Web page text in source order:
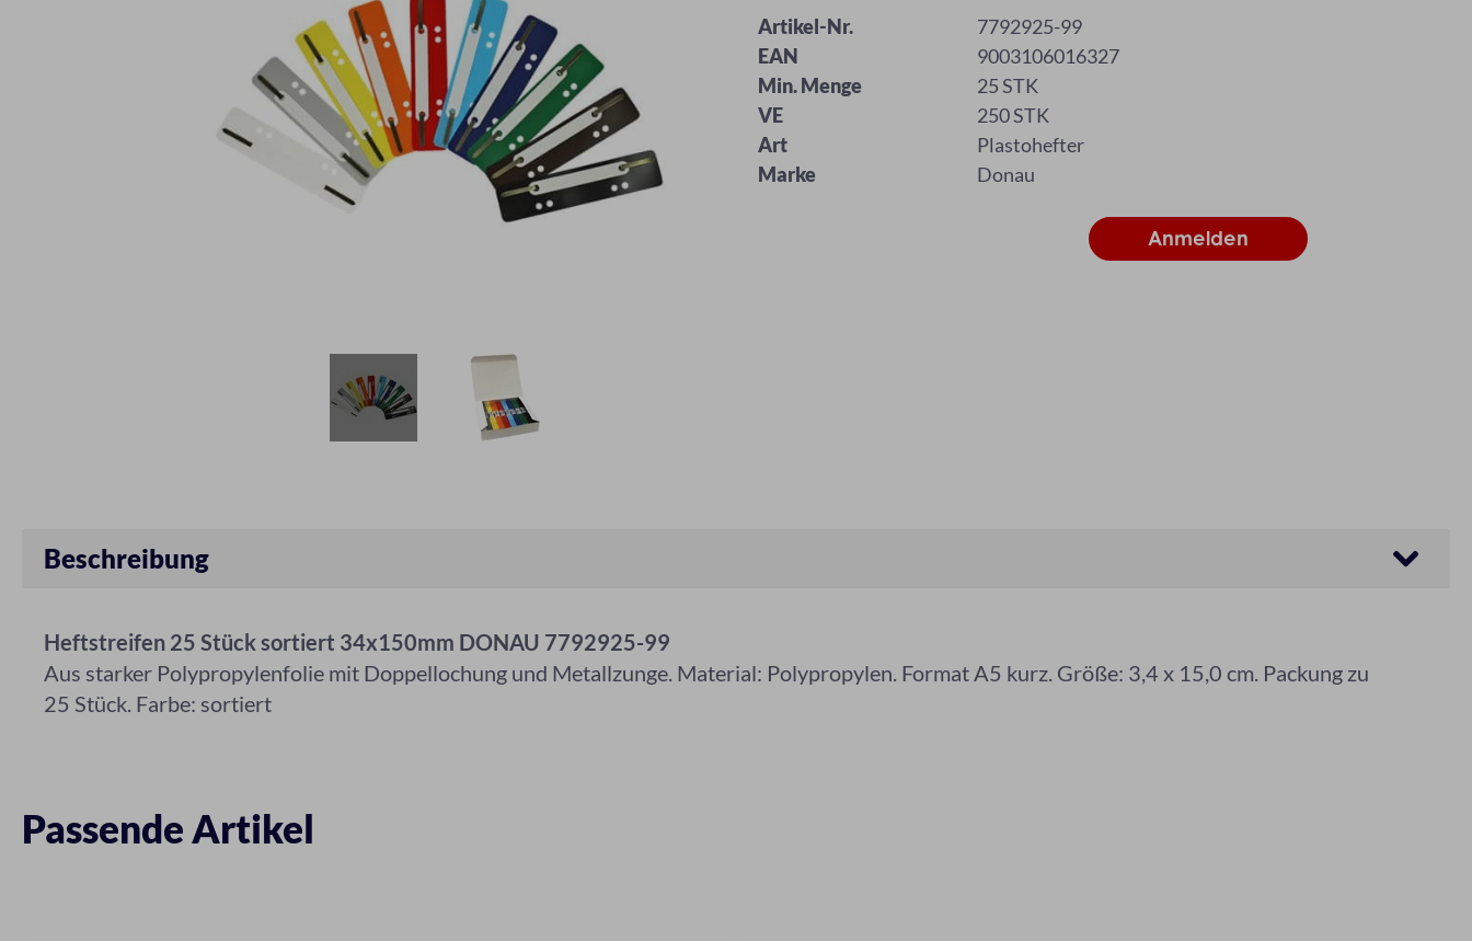
Artikel-Nr.
7792925-99
EAN
9003106016327
Min. Menge
25 STK
VE
250 STK
Art
Plastohefter
Marke
Donau
Beschreibung
Heftstreifen 25 Stück sortiert 34x150mm DONAU 7792925-99
Aus starker Polypropylenfolie mit Doppellochung und Metallzunge. Material: Polypropylen. Format A5 kurz. Größe: 3,4 x 15,0 cm. Packung zu
25 Stück. Farbe: sortiert
Passende Artikel